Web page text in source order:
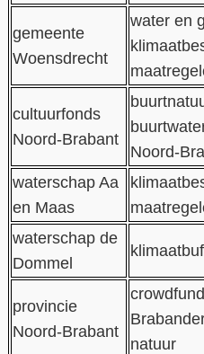
gemeente
Woensdrecht
water en
cultuurfonds
Noord-Brabant
Noord-
waterschap Aa
en Maas
waterschap de
Dommel
provincie
Noord-Brabant
natuur